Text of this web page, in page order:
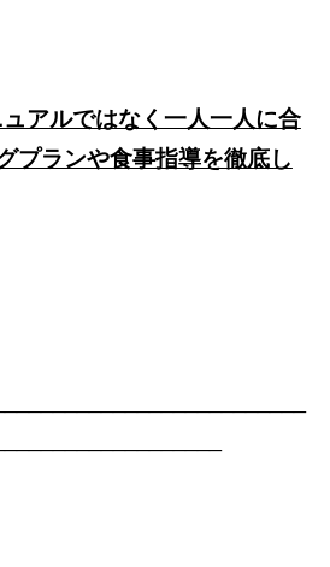
アルではなく一人一人に合
プランや食事指導を徹底し